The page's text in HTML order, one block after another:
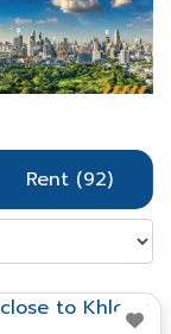
Rent (92)